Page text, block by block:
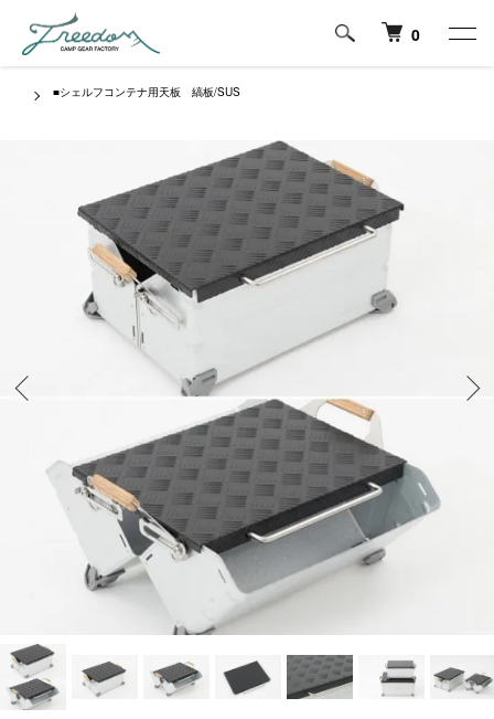
0
■シェルフコンテナ用天板 縞板/SUS